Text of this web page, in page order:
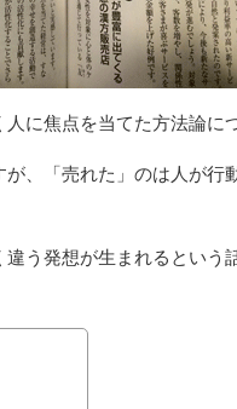
に焦点を当てた方法論に
、「売れた」のは人が行
う発想が生まれるという